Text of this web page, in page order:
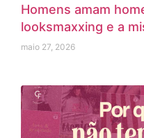
Homens amam
looksmaxxing e a
maio 27, 2026